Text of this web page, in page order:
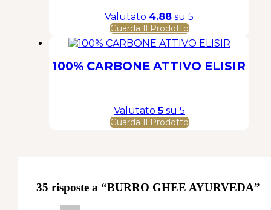
Valutato 4.88 su 5
Guarda Il Prodotto
100% CARBONE ATTIVO ELISIR
Valutato5su 5
Guarda Il Prodotto
35 risposte a “BURRO GHEE AYURVEDA”